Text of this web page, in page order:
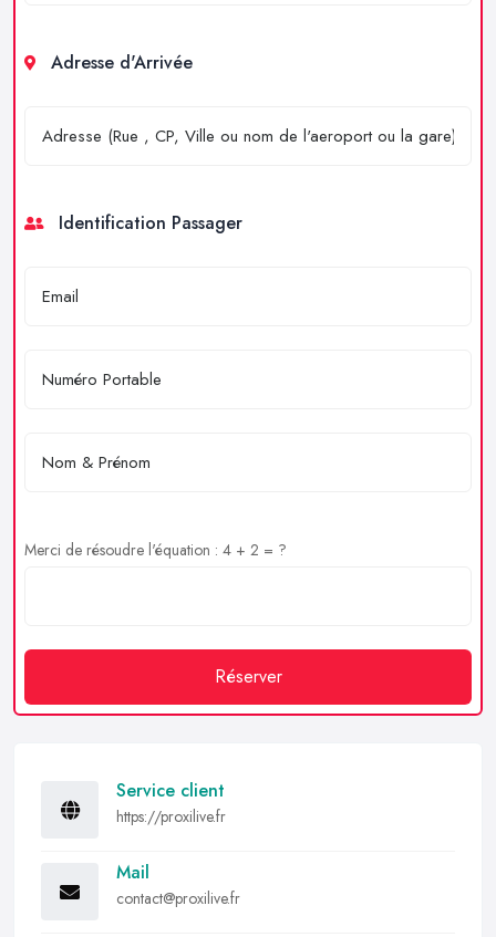
Adresse d'Arrivée
Identification Passager
Merci de résoudre l'équation : 4 + 2 = ?
Réserver
Service client
https://proxilive.fr
Mail
contact@proxilive.fr